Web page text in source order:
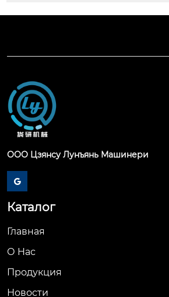
ООО Цзянсу Лунъянь Машинери

Каталог
Главная
О Hас
Продукция
Новости